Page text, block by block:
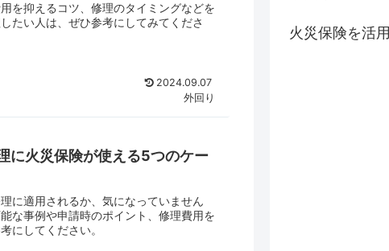
を抑えるコツ、修理のタイミングなどを
たい人は、ぜひ参考にしてみてくださ
2024.09.07
外回り
に火災保険が使える5つのケー
に適用されるか、気になっていません
な事例や申請時のポイント、修理費用を
にしてください。
火災保険を活用